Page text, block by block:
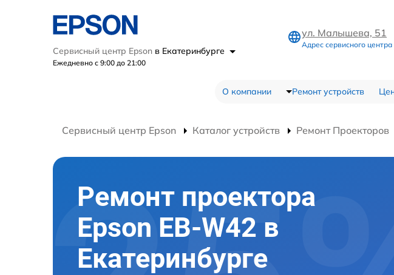
Сервисный центр Epson в Екатеринбурге
Ежедневно с 9:00 до 21:00
ул. Малышева, 51
Адрес сервисного центра
О компании Ремонт устройств
Сервисный центр Epson Каталог устройств Ремонт Проекторов
Ремонт проектора
Epson EB-W42 в
Екатеринбурге